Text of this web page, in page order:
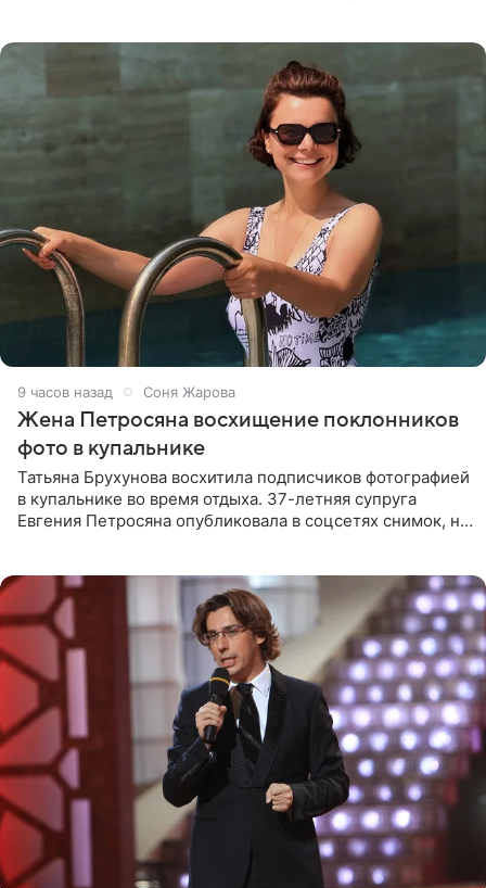
9 часов назад Соня Жарова
Жена Петросяна восхищение поклонников
фото в купальнике
Татьяна Брухунова восхитила подписчиков фотографией
в купальнике во время отдыха. 37-летняя супруга
Евгения Петросяна опубликовала в соцсетях снимок, на